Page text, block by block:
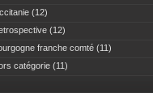
(12)
(12)
franche comté (11)
catégorie (11)